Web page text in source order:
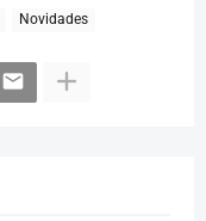
Novidades